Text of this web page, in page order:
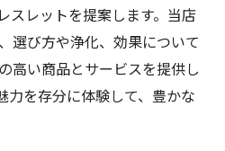
スレットを提案します。当店
選び方や浄化、効果について
高い商品とサービスを提供し
力を存分に体験して、豊かな